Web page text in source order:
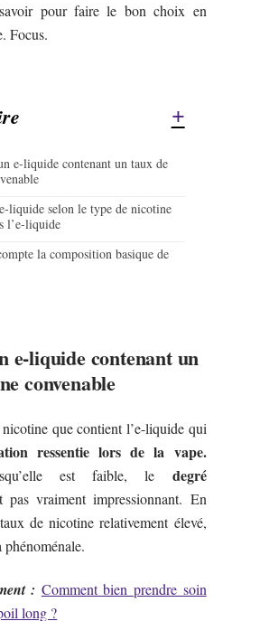
pour faire le bon choix en
Focus.
e-liquide contenant un taux de
liquide selon le type de nicotine
l’e-liquide
la composition basique de
e-liquide contenant un
convenable
que contient l’e-liquide qui
ressentie lors de la vape.
est faible, le degré
pas vraiment impressionnant. En
de nicotine relativement élevé,
phénoménale.
: Comment bien prendre soin
long ?